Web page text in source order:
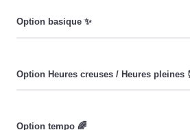
date, ni de l'heure, que ce soit en à
Jouy est réduit. ⚡